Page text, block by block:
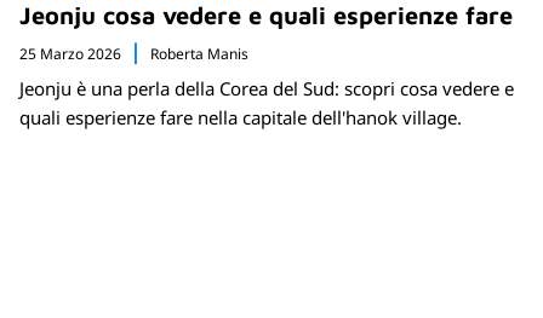
Jeonju cosa vedere e quali esperienze fare
25 Marzo 2026 Roberta Manis
Jeonju è una perla della Corea del Sud: scopri cosa vedere e
quali esperienze fare nella capitale dell'hanok village.